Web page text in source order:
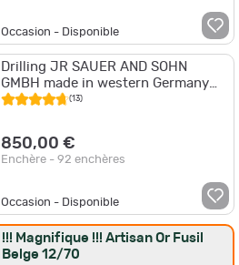
Occasion - Disponible
Drilling JR SAUER AND SOHN
GMBH made in western Germany
calibre 12/70 12/70 et 7x65R
(13)
850,00 €
Enchère - 92 enchères
Occasion - Disponible
!!! Magnifique !!! Artisan Or Fusil
Belge 12/70